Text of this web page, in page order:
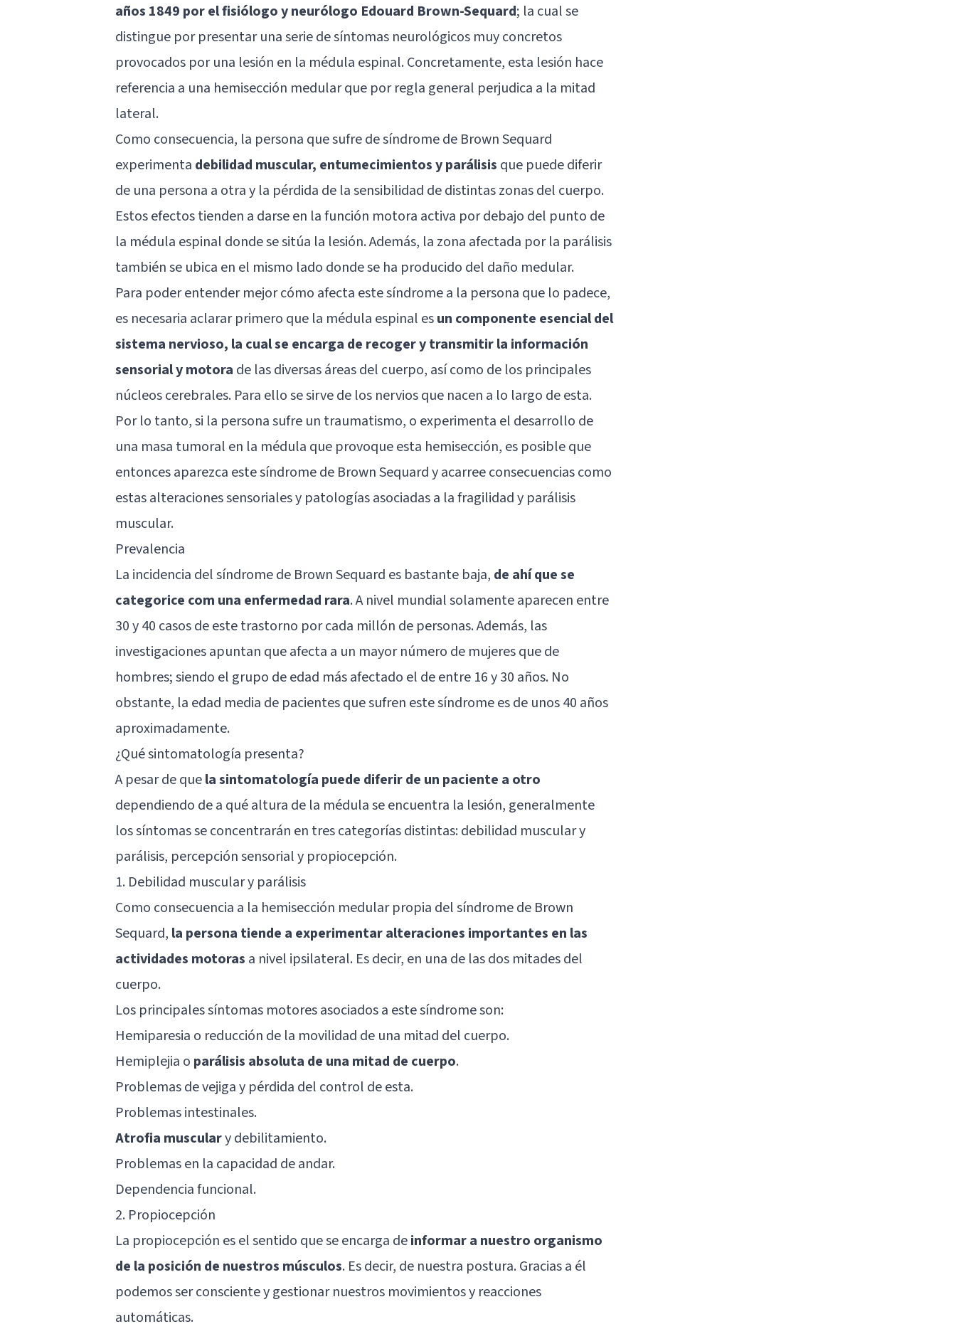
años 1849 por el fisiólogo y neurólogo Edouard Brown-Sequard; la cual se
distingue por presentar una serie de síntomas neurológicos muy concretos
provocados por una lesión en la médula espinal. Concretamente, esta lesión hace
referencia a una hemisección medular que por regla general perjudica a la mitad
lateral.
Como consecuencia, la persona que sufre de síndrome de Brown Sequard
experimenta debilidad muscular, entumecimientos y parálisis que puede diferir
de una persona a otra y la pérdida de la sensibilidad de distintas zonas del cuerpo.
Estos efectos tienden a darse en la función motora activa por debajo del punto de
la médula espinal donde se sitúa la lesión. Además, la zona afectada por la parálisis
también se ubica en el mismo lado donde se ha producido del daño medular.
Para poder entender mejor cómo afecta este síndrome a la persona que lo padece,
es necesaria aclarar primero que la médula espinal esun componente esencial del
sistema nervioso, la cual se encarga de recoger y transmitir la información
sensorial y motora de las diversas áreas del cuerpo, así como de los principales
núcleos cerebrales. Para ello se sirve de los nervios que nacen a lo largo de esta.
Por lo tanto, si la persona sufre un traumatismo, o experimenta el desarrollo de
una masa tumoral en la médula que provoque esta hemisección, es posible que
entonces aparezca este síndrome de Brown Sequard y acarree consecuencias como
estas alteraciones sensoriales y patologías asociadas a la fragilidad y parálisis
muscular.
Prevalencia
La incidencia del síndrome de Brown Sequard es bastante baja, de ahí que se
categorice com una enfermedad rara. A nivel mundial solamente aparecen entre
30 y 40 casos de este trastorno por cada millón de personas. Además, las
investigaciones apuntan que afecta a un mayor número de mujeres que de
hombres; siendo el grupo de edad más afectado el de entre 16 y 30 años. No
obstante, la edad media de pacientes que sufren este síndrome es de unos 40 años
aproximadamente.
¿Qué sintomatología presenta?
A pesar de quela sintomatología puede diferir de un paciente a otro
dependiendo de a qué altura de la médula se encuentra la lesión, generalmente
los síntomas se concentrarán en tres categorías distintas: debilidad muscular y
parálisis, percepción sensorial y propiocepción.
1. Debilidad muscular y parálisis
Como consecuencia a la hemisección medular propia del síndrome de Brown
Sequard, la persona tiende a experimentar alteraciones importantes en las
actividades motoras a nivel ipsilateral. Es decir, en una de las dos mitades del
cuerpo.
Los principales síntomas motores asociados a este síndrome son:
Hemiparesia o reducción de la movilidad de una mitad del cuerpo.
Hemiplejia o parálisis absoluta de una mitad de cuerpo.
Problemas de vejiga y pérdida del control de esta.
Problemas intestinales.
Atrofia musculary debilitamiento.
Problemas en la capacidad de andar.
Dependencia funcional.
2. Propiocepción
La propiocepción es el sentido que se encarga deinformar a nuestro organismo
de la posición de nuestros músculos. Es decir, de nuestra postura. Gracias a él
podemos ser consciente y gestionar nuestros movimientos y reacciones
automáticas.